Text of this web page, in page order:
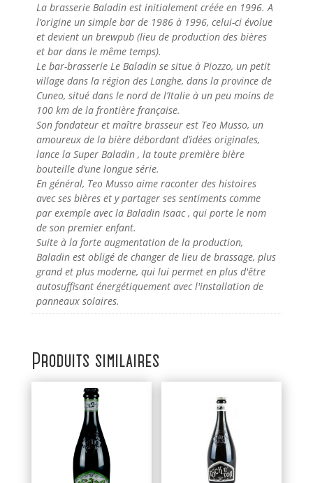
La brasserie Baladin est initialement créée en 1996. A
l’origine un simple bar de 1986 à 1996, celui-ci évolue
et devient un brewpub (lieu de production des bières
et bar dans le même temps).
Le bar-brasserie Le Baladin se situe à Piozzo, un petit
village dans la région des Langhe, dans la province de
Cuneo, situé dans le nord de l’Italie à un peu moins de
100 km de la frontière française.
Son fondateur et maître brasseur est Teo Musso, un
amoureux de la bière débordant d’idées originales,
lance la Super Baladin , la toute première bière
bouteille d’une longue série.
En général, Teo Musso aime raconter des histoires
avec ses bières et y partager ses sentiments comme
par exemple avec la Baladin Isaac , qui porte le nom
de son premier enfant.
Suite à la forte augmentation de la production,
Baladin est obligé de changer de lieu de brassage, plus
grand et plus moderne, qui lui permet en plus d'être
autosuffisant énergétiquement avec l'installation de
panneaux solaires.
Produits similaires